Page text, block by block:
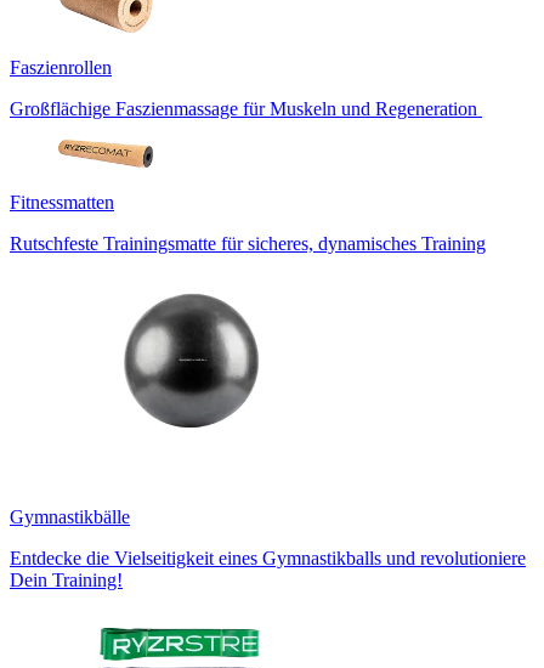
Faszienrollen
Großflächige Faszienmassage für Muskeln und Regeneration
Fitnessmatten
Rutschfeste Trainingsmatte für sicheres, dynamisches Training
Gymnastikbälle
Entdecke die Vielseitigkeit eines Gymnastikballs und revolutioniere
Dein Training!